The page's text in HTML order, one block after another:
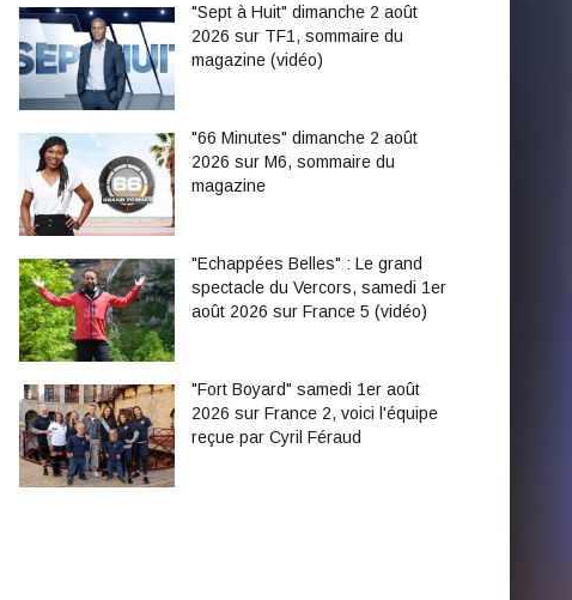
"Sept à Huit" dimanche 2 août
2026 sur TF1, sommaire du
magazine (vidéo)
"66 Minutes" dimanche 2 août
2026 sur M6, sommaire du
magazine
"Echappées Belles" : Le grand
spectacle du Vercors, samedi 1er
août 2026 sur France 5 (vidéo)
"Fort Boyard" samedi 1er août
2026 sur France 2, voici l'équipe
reçue par Cyril Féraud